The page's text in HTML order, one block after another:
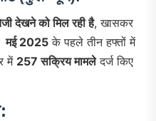
देखने को मिल रही है, खासकर
मई 2025 के पहले तीन हफ्तों में
में 257 सक्रिय मामलेदर्ज किए